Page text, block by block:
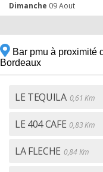
Dimanche 09 Aout
Bar pmu à proximité
Bordeaux
LE TEQUILA 0,61 Km
LE 404 CAFE 0,83 Km
LA FLECHE 0,84 Km